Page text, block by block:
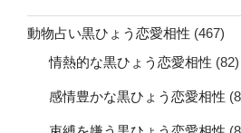
動物占い黒ひょう恋愛相性 (467)
情熱的な黒ひょう恋愛相性 (82)
感情豊かな黒ひょう恋愛相性